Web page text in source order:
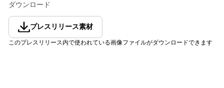
ダウンロード
プレスリリース素材
このプレスリリース内で使われている画像ファイルがダウンロードできます